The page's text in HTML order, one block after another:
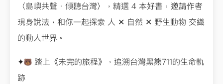
〈島嶼共聲．傾聽台灣〉，精選 4 本好書，邀請作者
現身說法，和你一起探索 人 ✕ 自然 ✕ 野生動物 交織
的動人世界。
✦
踏上《未完的旅程》，追溯台灣黑熊711的生命軌
跡